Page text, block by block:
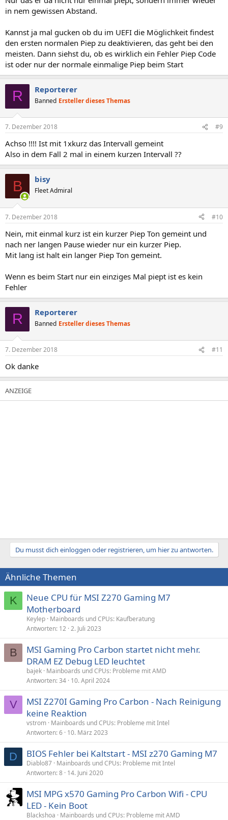
in nem gewissen Abstand.
Kannst ja mal gucken ob du im UEFI die Möglichkeit findest
den ersten normalen Piep zu deaktivieren, das geht bei den
meisten. Dann siehst du, ob es wirklich ein Fehler Piep Code
ist oder nur der normale einmalige Piep beim Start
R Reporterer
Banned Ersteller dieses Themas
7. Dezember 2018 #9
Achso !!!! Ist mit 1xkurz das Intervall gemeint
Also in dem Fall 2 mal in einem kurzen Intervall ??
B bisy
Fleet Admiral
7. Dezember 2018 #10
Nein, mit einmal kurz ist ein kurzer Piep Ton gemeint und
nach ner langen Pause wieder nur ein kurzer Piep.
Mit lang ist halt ein langer Piep Ton gemeint.
Wenn es beim Start nur ein einziges Mal piept ist es kein
Fehler
R Reporterer
Banned Ersteller dieses Themas
7. Dezember 2018 #11
Ok danke
Du musst dich einloggen oder registrieren, um hier zu antworten.
Ähnliche Themen
K
Neue CPU für MSI Z270 Gaming M7
Motherboard
Keylep Mainboards und CPUs: Kaufberatung
Antworten 12 2. Juli 2023
B
MSI Gaming Pro Carbon startet nicht mehr.
DRAM EZ Debug LED leuchtet
bajek Mainboards und CPUs: Probleme mit AMD
Antworten 34 10. April 2024
V
MSI Z270I Gaming Pro Carbon - Nach Reinigung
keine Reaktion
vstrom Mainboards und CPUs: Probleme mit Intel
Antworten 6 10. März 2023
D BIOS Fehler bei Kaltstart - MSI z270 Gaming M7
Diablo87 Mainboards und CPUs: Probleme mit Intel
Antworten 8 14. Juni 2020
MSI MPG x570 Gaming Pro Carbon Wifi - CPU
LED - Kein Boot
Blackshoa
Mainboards und CPUs: Probleme mit AMD